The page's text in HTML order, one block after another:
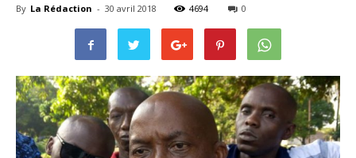
By La Rédaction - 30 avril 2018 4694 0